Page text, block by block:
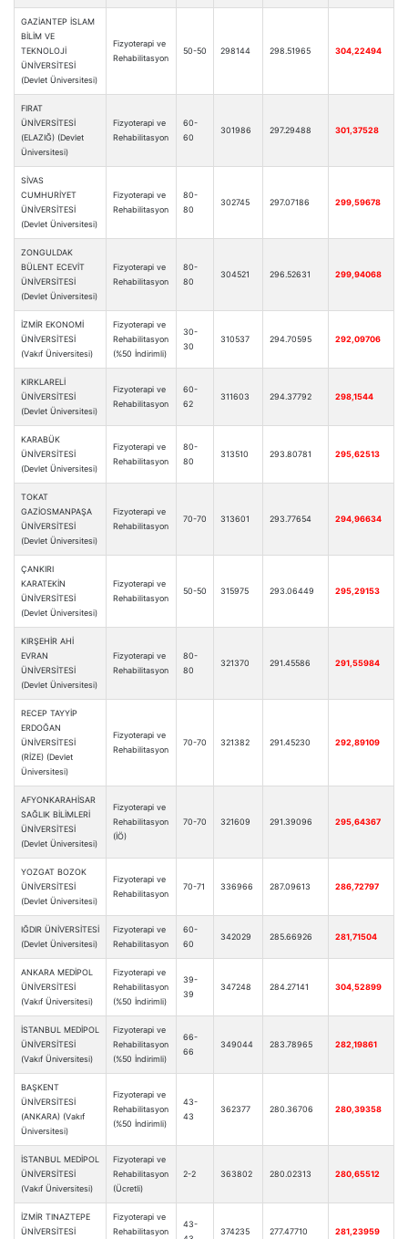
GAZİANTEP İSLAM
BİLİM VE
TEKNOLOJİ
ÜNİVERSİTESİ
(Devlet Üniversitesi)
Fizyoterapi ve
Rehabilitasyon
50-50 298144 298.51965 304,22494
FIRAT
ÜNİVERSİTESİ
(ELAZIĞ) (Devlet
Üniversitesi)
Fizyoterapi ve
Rehabilitasyon
60-
60
301986 297.29488 301,37528
SİVAS
CUMHURİYET
ÜNİVERSİTESİ
(Devlet Üniversitesi)
Fizyoterapi ve
Rehabilitasyon
80-
80
302745 297.07186 299,59678
ZONGULDAK
BÜLENT ECEVİT
ÜNİVERSİTESİ
(Devlet Üniversitesi)
Fizyoterapi ve
Rehabilitasyon
80-
80
304521 296.52631 299,94068
İZMİR EKONOMİ
ÜNİVERSİTESİ
(Vakıf Üniversitesi)
Fizyoterapi ve
Rehabilitasyon
(%50 İndirimli)
30-
30
310537 294.70595 292,09706
KIRKLARELİ
ÜNİVERSİTESİ
(Devlet Üniversitesi)
Fizyoterapi ve
Rehabilitasyon
60-
62
311603 294.37792 298,1544
KARABÜK
ÜNİVERSİTESİ
(Devlet Üniversitesi)
Fizyoterapi ve
Rehabilitasyon
80-
80
313510 293.80781 295,62513
TOKAT
GAZİOSMANPAŞA
ÜNİVERSİTESİ
(Devlet Üniversitesi)
Fizyoterapi ve
Rehabilitasyon
70-70 313601 293.77654 294,96634
ÇANKIRI
KARATEKİN
ÜNİVERSİTESİ
(Devlet Üniversitesi)
Fizyoterapi ve
Rehabilitasyon
50-50 315975 293.06449 295,29153
KIRŞEHİR AHİ
EVRAN
ÜNİVERSİTESİ
(Devlet Üniversitesi)
Fizyoterapi ve
Rehabilitasyon
80-
80
321370 291.45586 291,55984
RECEP TAYYİP
ERDOĞAN
ÜNİVERSİTESİ
(RİZE) (Devlet
Üniversitesi)
Fizyoterapi ve
Rehabilitasyon
70-70 321382 291.45230 292,89109
AFYONKARAHİSAR
SAĞLIK BİLİMLERİ
ÜNİVERSİTESİ
(Devlet Üniversitesi)
Fizyoterapi ve
Rehabilitasyon
(İÖ)
70-70 321609 291.39096 295,64367
YOZGAT BOZOK
ÜNİVERSİTESİ
(Devlet Üniversitesi)
Fizyoterapi ve
Rehabilitasyon
70-71 336966 287.09613 286,72797
IĞDIR ÜNİVERSİTESİ
(Devlet Üniversitesi)
Fizyoterapi ve
Rehabilitasyon
60-
60
342029 285.66926 281,71504
ANKARA MEDİPOL
ÜNİVERSİTESİ
(Vakıf Üniversitesi)
Fizyoterapi ve
Rehabilitasyon
(%50 İndirimli)
39-
39
347248 284.27141 304,52899
İSTANBUL MEDİPOL
ÜNİVERSİTESİ
(Vakıf Üniversitesi)
Fizyoterapi ve
Rehabilitasyon
(%50 İndirimli)
66-
66
349044 283.78965 282,19861
BAŞKENT
ÜNİVERSİTESİ
(ANKARA) (Vakıf
Üniversitesi)
Fizyoterapi ve
Rehabilitasyon
(%50 İndirimli)
43-
43
362377 280.36706 280,39358
İSTANBUL MEDİPOL
ÜNİVERSİTESİ
(Vakıf Üniversitesi)
Fizyoterapi ve
Rehabilitasyon
(Ücretli)
2-2 363802 280.02313 280,65512
İZMİR TINAZTEPE
ÜNİVERSİTESİ
Fizyoterapi ve
Rehabilitasyon
43-
374235 277.47710 281,23959